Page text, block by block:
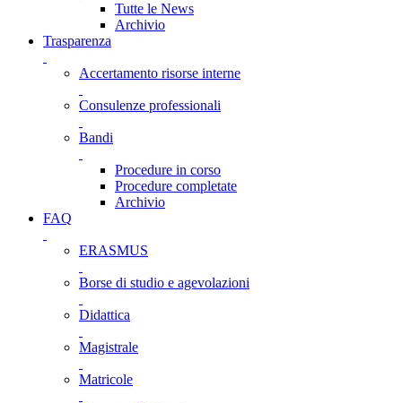
Tutte le News
Archivio
Trasparenza
Accertamento risorse interne
Consulenze professionali
Bandi
Procedure in corso
Procedure completate
Archivio
FAQ
ERASMUS
Borse di studio e agevolazioni
Didattica
Magistrale
Matricole